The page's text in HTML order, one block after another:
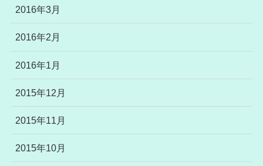
2016年3月
2016年2月
2016年1月
2015年12月
2015年11月
2015年10月